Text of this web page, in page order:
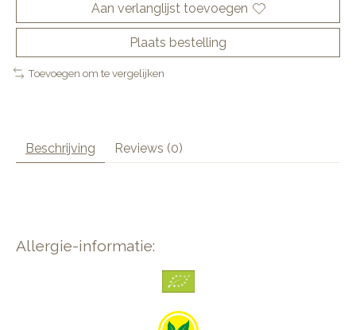
Aan verlanglijst toevoegen
Plaats bestelling
Toevoegen om te vergelijken
Beschrijving Reviews (0)
Allergie-informatie: